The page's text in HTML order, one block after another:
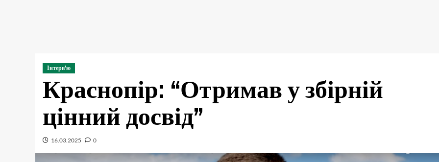
Інтерв'ю
Краснопір: “Отримав у збірній
цінний досвід”
16.03.2025 0